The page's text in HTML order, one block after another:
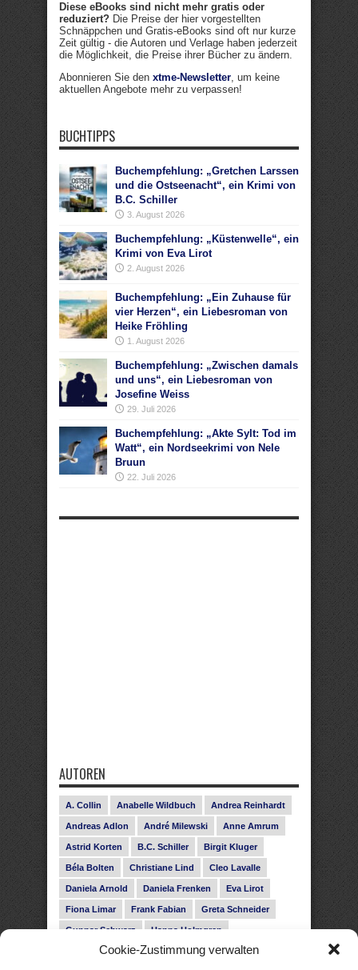
Cookie-Zustimmung verwalten
Diese eBooks sind nicht mehr gratis oder
reduziert? Die Preise der hier vorgestellten
Schnäppchen und Gratis-eBooks sind oft nur kurze
Zeit gültig - die Autoren und Verlage haben jederzeit
die Möglichkeit, die Preise ihrer Bücher zu ändern.
Abonnieren Sie den xtme-Newsletter, um keine
aktuellen Angebote mehr zu verpassen!
BUCHTIPPS
Buchempfehlung: „Gretchen Larssen
und die Ostseenacht“, ein Krimi von
B.C. Schiller
3. August 2026
Buchempfehlung: „Küstenwelle“, ein
Krimi von Eva Lirot
2. August 2026
Buchempfehlung: „Ein Zuhause für
vier Herzen“, ein Liebesroman von
Heike Fröhling
1. August 2026
Buchempfehlung: „Zwischen damals
und uns“, ein Liebesroman von
Josefine Weiss
29. Juli 2026
Buchempfehlung: „Akte Sylt: Tod im
Watt“, ein Nordseekrimi von Nele
Bruun
22. Juli 2026
AUTOREN
A. Collin Anabelle Wildbuch Andrea Reinhardt
Andreas Adlon André Milewski Anne Amrum
Astrid Korten B.C. Schiller Birgit Kluger
Béla Bolten Christiane Lind Cleo Lavalle
Daniela Arnold Daniela Frenken Eva Lirot
Fiona Limar Frank Fabian Greta Schneider
Gunnar Schwarz Hanna Holmgren
Heike Fröhling Ina Glahe Ivo Pala J. Vellguth